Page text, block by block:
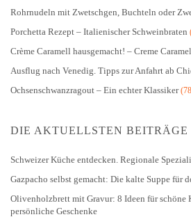
Rohrnudeln mit Zwetschgen, Buchteln oder
Porchetta Rezept – Italienischer Schweinbraten
Crème Caramell hausgemacht! – Creme
Ausflug nach Venedig. Tipps zur Anfahrt ab
Ochsenschwanzragout – Ein echter Klassiker
DIE AKTUELLSTEN BEITRÄGE
Schweizer Küche entdecken. Regionale
Gazpacho selbst gemacht: Die kalte Suppe für
Olivenholzbrett mit Gravur: 8 Ideen für schöne
persönliche Geschenke